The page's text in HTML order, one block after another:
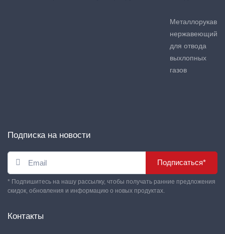
Металлорукав
нержавеющий
для отвода
выхлопных
газов
Подписка на новости
Подписаться*
* Подпишитесь на нашу рассылку, чтобы получать ранние предложения
скидок, обновления и информацию о новых продуктах.
Контакты